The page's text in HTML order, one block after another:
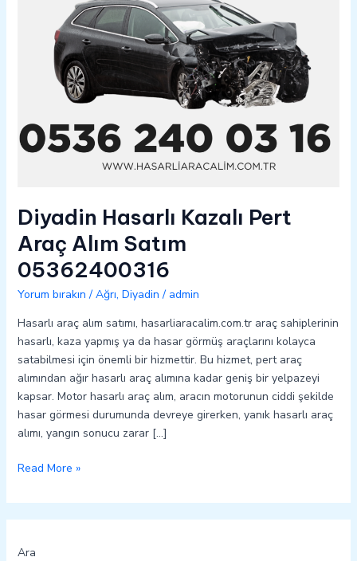
Diyadin Hasarlı Kazalı Pert
Araç Alım Satım
05362400316
Yorum bırakın / Ağrı, Diyadin / admin
Hasarlı araç alım satımı, hasarliaracalim.com.tr araç sahiplerinin
hasarlı, kaza yapmış ya da hasar görmüş araçlarını kolayca
satabilmesi için önemli bir hizmettir. Bu hizmet, pert araç
alımından ağır hasarlı araç alımına kadar geniş bir yelpazeyi
kapsar. Motor hasarlı araç alım, aracın motorunun ciddi şekilde
hasar görmesi durumunda devreye girerken, yanık hasarlı araç
alımı, yangın sonucu zarar […]
Read More »
Ara